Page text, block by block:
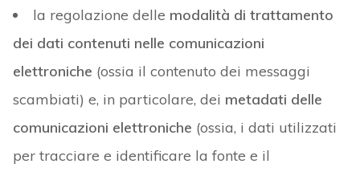
la regolazione delle modalità di trattamento
dei dati contenuti nelle comunicazioni
elettroniche (ossia il contenuto dei messaggi
scambiati) e, in particolare, dei metadati delle
comunicazioni elettroniche (ossia, i dati utilizzati
per tracciare e identificare la fonte e il